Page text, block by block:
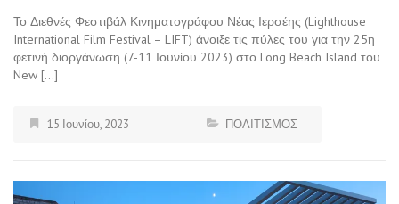
Το Διεθνές Φεστιβάλ Κινηματογράφου Νέας Ιερσέης (Lighthouse
International Film Festival – LIFT) άνοιξε τις πύλες του για την 25η
φετινή διοργάνωση (7-11 Ιουνίου 2023) στο Long Beach Island του
New […]
15 Ιουνίου, 2023 ΠΟΛΙΤΙΣΜΟΣ